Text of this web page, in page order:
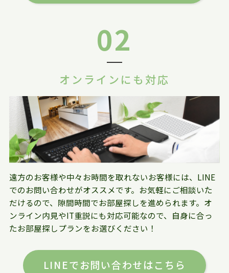
02
オンラインにも対応
遠方のお客様や中々お時間を取れないお客様には、LINE
でのお問い合わせがオススメです。お気軽にご相談いた
だけるので、隙間時間でお部屋探しを進められます。オ
ンライン内見やIT重説にも対応可能なので、自身に合っ
たお部屋探しプランをお選びください！
LINEでお問い合わせはこちら